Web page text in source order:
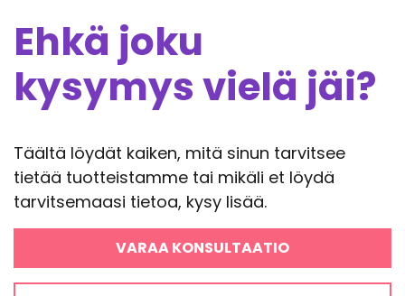
Ehkä joku
kysymys vielä jäi?
Täältä löydät kaiken, mitä sinun tarvitsee
tietää tuotteistamme tai mikäli et löydä
tarvitsemaasi tietoa, kysy lisää.
VARAA KONSULTAATIO